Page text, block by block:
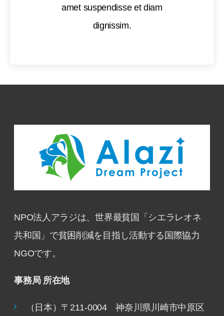
amet suspendisse et diam
dignissim.
NPO法人アラジは、世界最貧国「シエラレオネ
共和国」で貧困削減を目指し活動する国際協力
NGOです。
事務局 所在地
（日本）〒211-0004 神奈川県川崎市中原区